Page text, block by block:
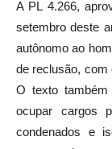
A PL 4.266,
setembro deste
autônomo ao
de reclusão, com
O texto
ocupar cargos
condenados e